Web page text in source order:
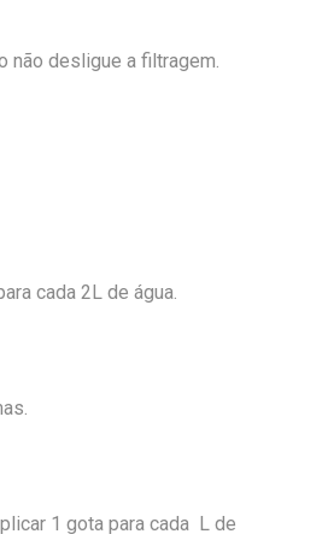
não desligue a filtragem.
cada 2L de água.
1 gota para cada L de